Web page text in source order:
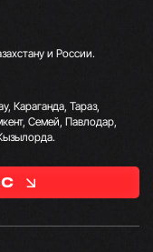
и России.
Караганда, Тараз,
Семей, Павлодар,